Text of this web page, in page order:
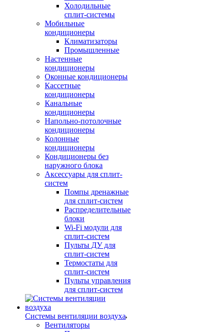
Холодильные
сплит-системы
Мобильные
кондиционеры
Климатизаторы
Промышленные
Настенные
кондиционеры
Оконные кондиционеры
Кассетные
кондиционеры
Канальные
кондиционеры
Напольно-потолочные
кондиционеры
Колонные
кондиционеры
Кондиционеры без
наружного блока
Аксессуары для сплит-
систем
Помпы дренажные
для сплит-систем
Распределительные
блоки
Wi-Fi модули для
сплит-систем
Пульты ДУ для
сплит-систем
Термостаты для
сплит-систем
Пульты управления
для сплит-систем
Системы вентиляции воздуха
Вентиляторы